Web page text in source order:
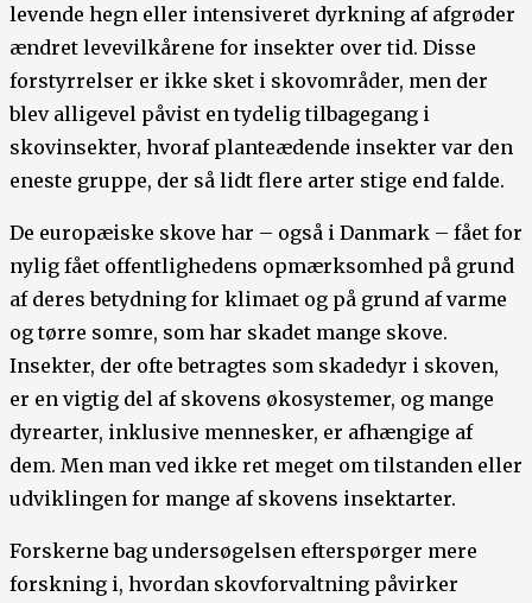
levende hegn eller intensiveret dyrkning af afgrøder
ændret levevilkårene for insekter over tid. Disse
forstyrrelser er ikke sket i skovområder, men der
blev alligevel påvist en tydelig tilbagegang i
skovinsekter, hvoraf planteædende insekter var den
eneste gruppe, der så lidt flere arter stige end falde.
De europæiske skove har – også i Danmark – fået for
nylig fået offentlighedens opmærksomhed på grund
af deres betydning for klimaet og på grund af varme
og tørre somre, som har skadet mange skove.
Insekter, der ofte betragtes som skadedyr i skoven,
er en vigtig del af skovens økosystemer, og mange
dyrearter, inklusive mennesker, er afhængige af
dem. Men man ved ikke ret meget om tilstanden eller
udviklingen for mange af skovens insektarter.
Forskerne bag undersøgelsen efterspørger mere
forskning i, hvordan ​​skovforvaltning påvirker